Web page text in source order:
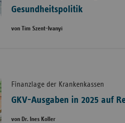
Gesundheitspolitik
von Tim Szent-Ivanyi
Finanzlage der Krankenkassen
GKV-Ausgaben in 2025 auf
von Dr. Ines Koller